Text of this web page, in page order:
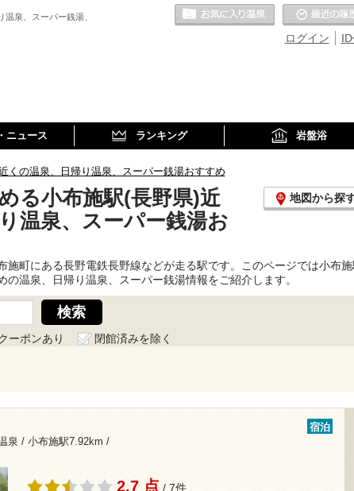
泉、スーパー銭湯、
ログイン
お気に入りの温
ニュース ランキング 岩盤浴
くの温泉、日帰り温泉、スーパー銭湯おすすめ
る小布施駅(長野県)近
温泉、スーパー銭湯お
地図から探
施町にある長野電鉄長野線などが走る駅です。このページでは小布
の温泉、日帰り温泉、スーパー銭湯情報をご紹介します。
ーポンあり
閉館済みを除く
泉 / 小布施駅7.92km /
宿泊
2.7 点 / 7件